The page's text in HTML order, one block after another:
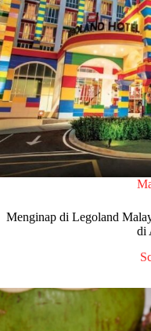
Menginap di Legoland
di